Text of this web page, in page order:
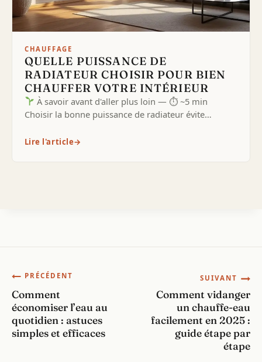
CHAUFFAGE
QUELLE PUISSANCE DE
RADIATEUR CHOISIR POUR BIEN
CHAUFFER VOTRE INTÉRIEUR
À savoir avant d'aller plus loin — ⏱ ~5 min
Choisir la bonne puissance de radiateur évite…
Lire l'article→
Navigation
de
l’article
PRÉCÉDENT
Comment
économiser l’eau au
quotidien : astuces
simples et efficaces
SUIVANT
Comment vidanger
un chauffe-eau
facilement en 2025 :
guide étape par
étape